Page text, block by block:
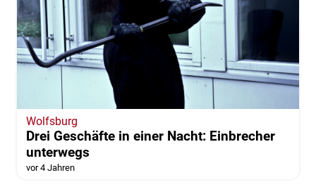
Wolfsburg
Drei Geschäfte in einer Nacht: Einbrecher
unterwegs
vor 4 Jahren